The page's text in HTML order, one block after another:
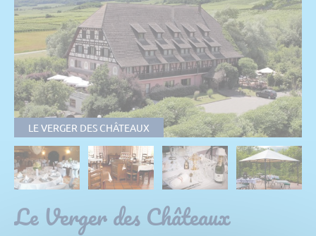
LE VERGER DES CHÂTEAUX
Le Verger des Châteaux